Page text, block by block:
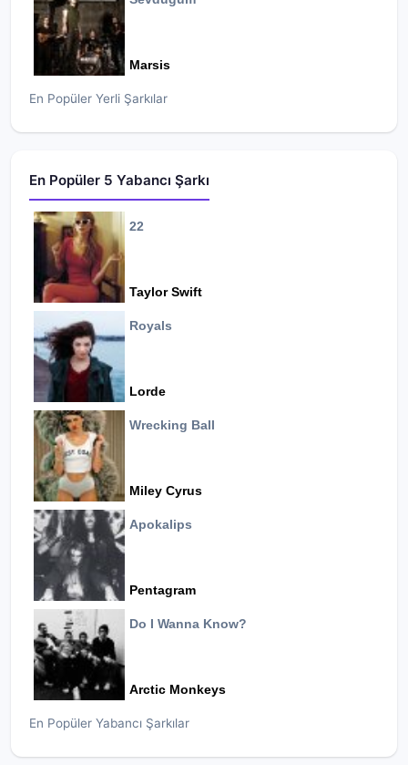
Marsis
En Popüler Yerli Şarkılar
En Popüler 5 Yabancı Şarkı
22
Taylor Swift
Royals
Lorde
Wrecking Ball
Miley Cyrus
Apokalips
Pentagram
Do I Wanna Know?
Arctic Monkeys
En Popüler Yabancı Şarkılar